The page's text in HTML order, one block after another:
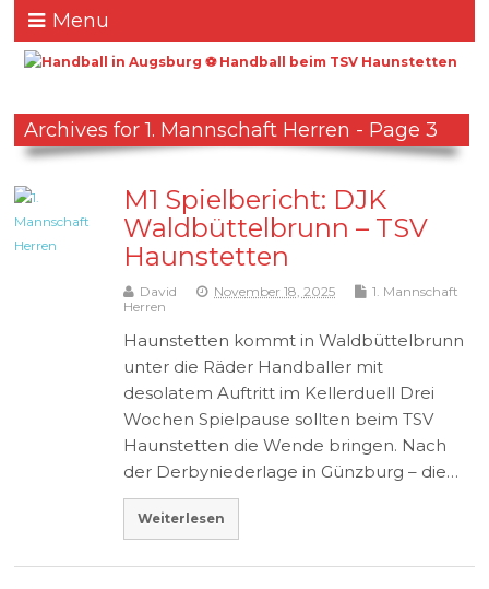
Menu
Archives for 1. Mannschaft Herren - Page 3
M1 Spielbericht: DJK
Waldbüttelbrunn – TSV
Haunstetten
David November 18, 2025
1. Mannschaft
Herren
Haunstetten kommt in Waldbüttelbrunn
unter die Räder Handballer mit
desolatem Auftritt im Kellerduell Drei
Wochen Spielpause sollten beim TSV
Haunstetten die Wende bringen. Nach
der Derbyniederlage in Günzburg – die…
Weiterlesen